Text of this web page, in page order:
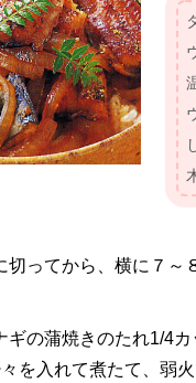
切ってから、横に７
ギの蒲焼きのたれ1/4
を入れて煮たて、弱